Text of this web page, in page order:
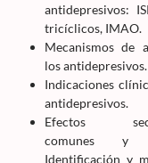
antidepresivos:
tricíclicos, IMAO.
Mecanismos de
los antidepresivos.
Indicaciones
antidepresivos.
Efectos
comunes y
Identificación y